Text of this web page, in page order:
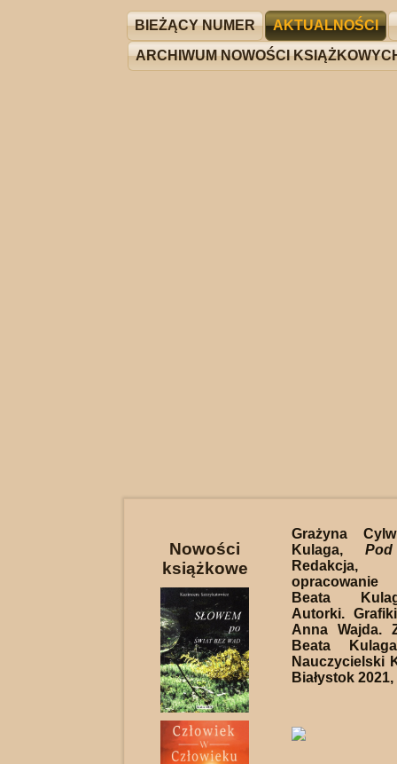
BIEŻĄCY NUMER AKTUALNOŚCI
ARCHIWUM NOWOŚCI
Nowości
książkowe
Grażyna
Kulaga,
Beata
Autorki.
Anna Wajda.
Beata
Nauczycielski
Białystok